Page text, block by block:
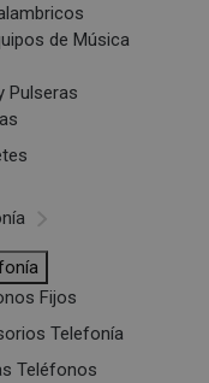
de Música
Pulseras
Fijos
Telefonía
Teléfonos